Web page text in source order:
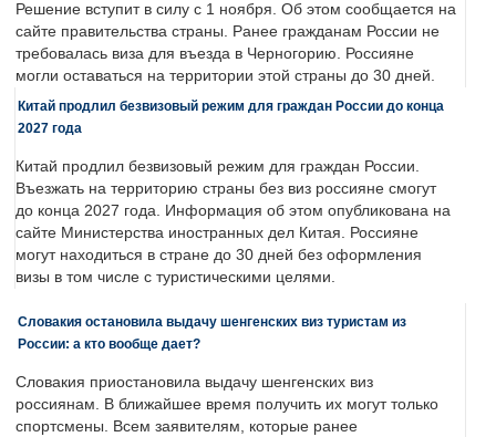
Решение вступит в силу с 1 ноября. Об этом сообщается на
сайте правительства страны. Ранее гражданам России не
требовалась виза для въезда в Черногорию. Россияне
могли оставаться на территории этой страны до 30 дней.
Китай продлил безвизовый режим для граждан России до конца
2027 года
Китай продлил безвизовый режим для граждан России.
Въезжать на территорию страны без виз россияне смогут
до конца 2027 года. Информация об этом опубликована на
сайте Министерства иностранных дел Китая. Россияне
могут находиться в стране до 30 дней без оформления
визы в том числе с туристическими целями.
Словакия остановила выдачу шенгенских виз туристам из
России: а кто вообще дает?
Словакия приостановила выдачу шенгенских виз
россиянам. В ближайшее время получить их могут только
спортсмены. Всем заявителям, которые ранее